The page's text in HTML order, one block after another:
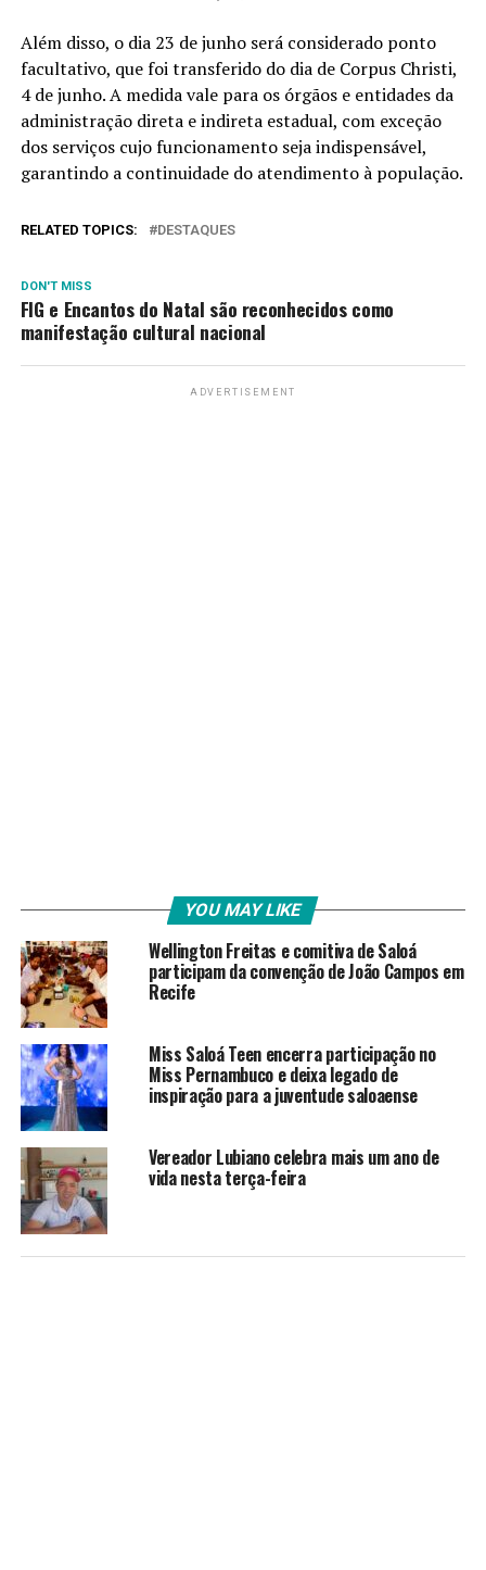
Além disso, o dia 23 de junho será considerado ponto
facultativo, que foi transferido do dia de Corpus Christi,
4 de junho. A medida vale para os órgãos e entidades da
administração direta e indireta estadual, com exceção
dos serviços cujo funcionamento seja indispensável,
garantindo a continuidade do atendimento à população.
RELATED TOPICS: DESTAQUES
DON'T MISS
FIG e Encantos do Natal são reconhecidos como
manifestação cultural nacional
ADVERTISEMENT
YOU MAY LIKE
Wellington Freitas e comitiva de Saloá
participam da convenção de João Campos em
Recife
Miss Saloá Teen encerra participação no
Miss Pernambuco e deixa legado de
inspiração para a juventude saloaense
Vereador Lubiano celebra mais um ano de
vida nesta terça-feira